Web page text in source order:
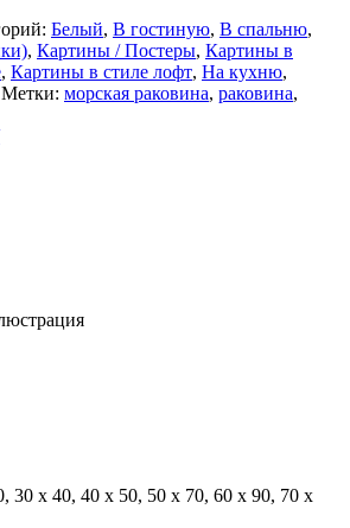
Белый, В гостиную, В спальню,
, Картины / Постеры, Картины в
, Картины в стиле лофт, На кухню,
Метки: морская раковина, раковина,
30 х 40, 40 х 50, 50 х 70, 60 х 90, 70 х